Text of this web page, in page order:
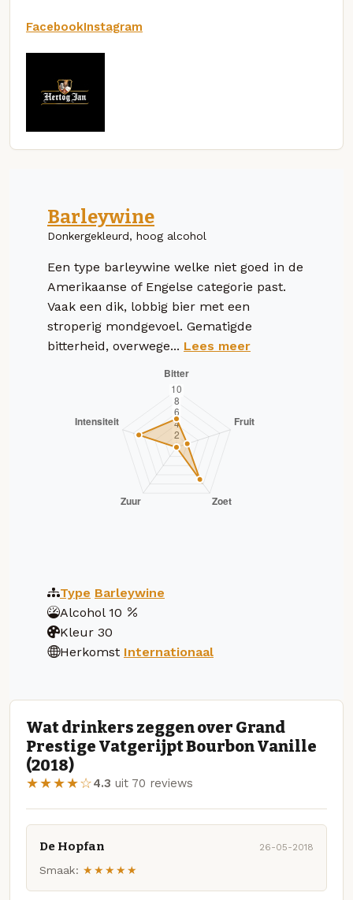
FacebookInstagram
Barleywine
Donkergekleurd, hoog alcohol
Een type barleywine welke niet goed in de
Amerikaanse of Engelse categorie past.
Vaak een dik, lobbig bier met een
stroperig mondgevoel. Gematigde
bitterheid, overwege... Lees meer
Type Barleywine
Alcohol 10
Kleur 30
Herkomst Internationaal
Wat drinkers zeggen over Grand
Prestige Vatgerijpt Bourbon Vanille
(2018)
★★★★☆4.3 uit 70 reviews
De Hopfan 26-05-2018
Smaak: ★★★★★